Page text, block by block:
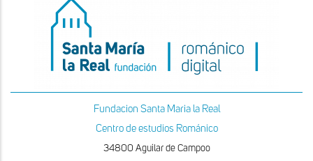
Fundacion Santa Maria la Real
Centro de estudios Románico
34800 Aguilar de Campoo